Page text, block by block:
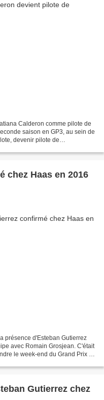
Calderon comme pilote de
saison en GP3, au sein de
devenir pilote de
chez Haas en 2016
présence d'Esteban Gutierrez
avec Romain Grosjean. C'était
le week-end du Grand Prix du
Gutierrez chez